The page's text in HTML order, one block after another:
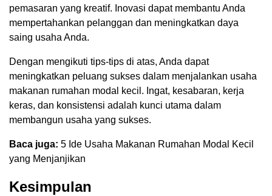
pemasaran yang kreatif. Inovasi dapat membantu Anda
mempertahankan pelanggan dan meningkatkan daya
saing usaha Anda.
Dengan mengikuti tips-tips di atas, Anda dapat
meningkatkan peluang sukses dalam menjalankan usaha
makanan rumahan modal kecil. Ingat, kesabaran, kerja
keras, dan konsistensi adalah kunci utama dalam
membangun usaha yang sukses.
Baca juga: 5 Ide Usaha Makanan Rumahan Modal Kecil
yang Menjanjikan
Kesimpulan